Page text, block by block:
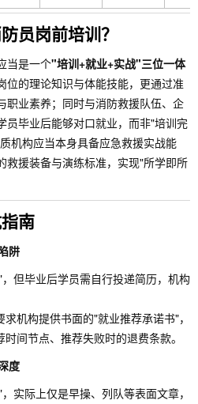
员岗前培训？
当是一个"培训+就业+实战"三位一体
位的理论知识与体能技能，更通过准
职业素养；同时与消防救援队伍、企
员毕业后能够对口就业，而非"培训完
机构应当本身具备应急救援实战能
救援装备与演练标准，实现"所学即所
南
阱
但毕业后学员需自行投递简历，机构
机构提供书面的"就业推荐承诺书"，
间节点、推荐失败时的退费条款。
度
实际上仅是早操、列队等表面文章，